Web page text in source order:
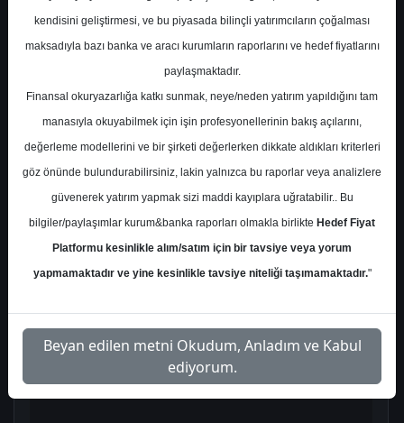
A- A+
BIOEN - 1.Çeyrek Bilanço Değerlendirmesi
Marbaş Menkul, Biotrend’in 1Ç26
sonuçlarını genel olarak olumsuz
değerlendirdi ve “Operasyonel zayıflama”
vurgusu yaptı. Raporda, şirketin hasılat ve
FAVÖK’ünün beklentilere paralel geldiği,
ancak net kârın beklentilerin üzerinde
gerçekleştiği belirtildi. Buna karşın analist,
bazlı zayıf performansın operasyonel
görünümü baskılamaya devam ettiğini öne
çıkardı.
kendisini geliştirmesi, ve bu piyasada bilinçli yatırımcıların çoğalması
maksadıyla bazı banka ve aracı kurumların raporlarını ve hedef fiyatlarını
paylaşmaktadır.
Finansal okuryazarlığa katkı sunmak, neye/neden yatırım yapıldığını tam
manasıyla okuyabilmek için işin profesyonellerinin bakış açılarını,
değerleme modellerini ve bir şirketi değerlerken dikkate aldıkları kriterleri
göz önünde bulundurabilirsiniz, lakin yalnızca bu raporlar veya analizlere
güvenerek yatırım yapmak sizi maddi kayıplara uğratabilir.. Bu
bilgiler/paylaşımlar kurum&banka raporları olmakla birlikte Hedef Fiyat
Platformu kesinlikle alım/satım için bir tavsiye veya yorum
yapmamaktadır ve yine kesinlikle tavsiye niteliği taşımamaktadır."
Beyan edilen metni Okudum, Anladım ve Kabul
ediyorum.